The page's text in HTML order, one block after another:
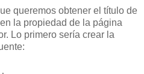
queremos obtener el título de
la propiedad de la página
Lo primero sería crear la